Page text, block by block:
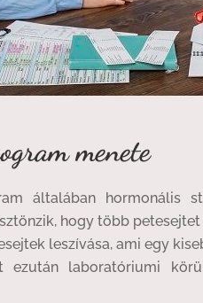
menete
általában hormonális
hogy több petesejtet
leszívása, ami egy
ezután laboratóriumi